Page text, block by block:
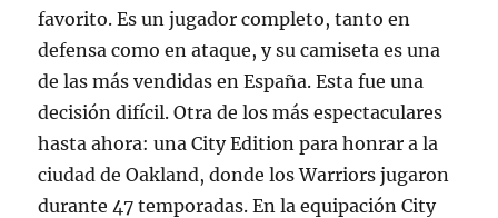
favorito. Es un jugador completo, tanto en
defensa como en ataque, y su camiseta es una
de las más vendidas en España. Esta fue una
decisión difícil. Otra de los más espectaculares
hasta ahora: una City Edition para honrar a la
ciudad de Oakland, donde los Warriors jugaron
durante 47 temporadas. En la equipación City